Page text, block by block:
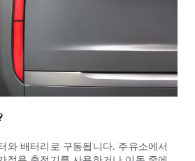
와 배터리로 구동됩니다. 주유소에서